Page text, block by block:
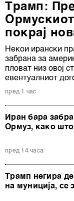
Трамп:
покрај
Некои ирански
забрана за
пловат низ овој
евентуалниот
пред 1 час
Иран бара
Ормуз, како
пред 14 часа
Трамп негира
на муниција, се